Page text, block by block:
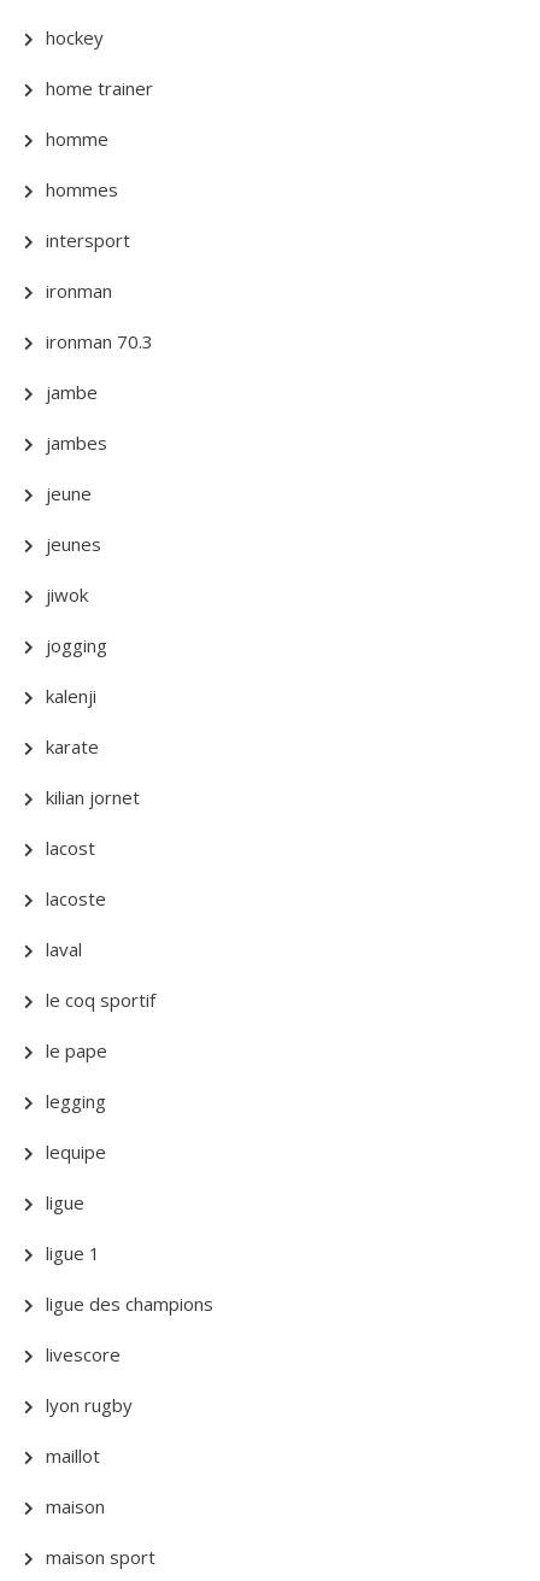
hockey
home trainer
homme
hommes
intersport
ironman
ironman 70.3
jambe
jambes
jeune
jeunes
jiwok
jogging
kalenji
karate
kilian jornet
lacost
lacoste
laval
le coq sportif
le pape
legging
lequipe
ligue
ligue 1
ligue des champions
livescore
lyon rugby
maillot
maison
maison sport